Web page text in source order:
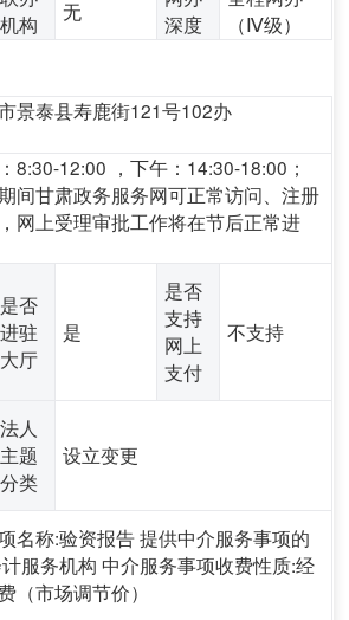
机构
无
深度
（Ⅳ级）
景泰县寿鹿街121号102办
8:30-12:00 ，下午：14:30-18:00；
间甘肃政务服务网可正常访问、注册
网上受理审批工作将在节后正常进
是否
进驻
大厅
是
是否
支持
网上
支付
不支持
法人
主题
分类
设立变更
名称:验资报告 提供中介服务事项的
服务机构 中介服务事项收费性质:经
（市场调节价）